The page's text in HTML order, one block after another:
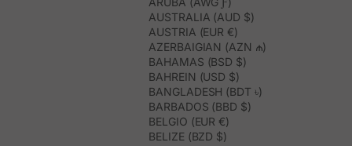
AUSTRALIA (AUD $)
AUSTRIA (EUR €)
AZERBAIGIAN (AZN ₼)
BAHAMAS (BSD $)
BAHREIN (USD $)
BANGLADESH (BDT ৳)
BARBADOS (BBD $)
BELGIO (EUR €)
BELIZE (BZD $)